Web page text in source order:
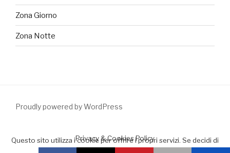
Zona Giorno
Zona Notte
Proudly powered by WordPress
Questo sito utilizza i cookie per offrire i propri servizi. Se decidi di
Privacy & Cookies Policy